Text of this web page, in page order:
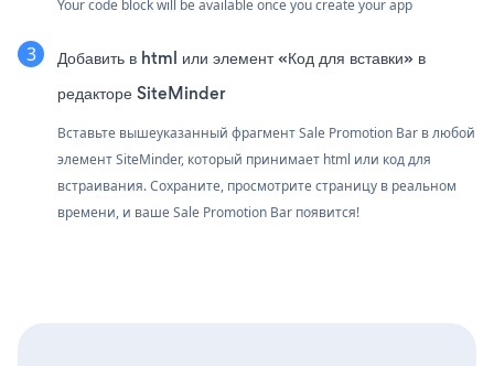
Your code block will be available once you create your app
Добавить в html или элемент «Код для вставки» в
редакторе SiteMinder
Вставьте вышеуказанный фрагмент Sale Promotion Bar в любой
элемент SiteMinder, который принимает html или код для
встраивания. Сохраните, просмотрите страницу в реальном
времени, и ваше Sale Promotion Bar появится!